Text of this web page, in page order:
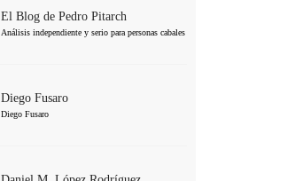
El Blog de Pedro Pitarch
Análisis independiente y serio para personas cabales
Diego Fusaro
Diego Fusaro